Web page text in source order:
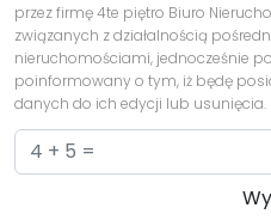
przez firmę 4te piętro Biuro
związanych z działalnością
nieruchomościami, jednocześnie
poinformowany o tym, iż będę
danych do ich edycji lub usunięcia.